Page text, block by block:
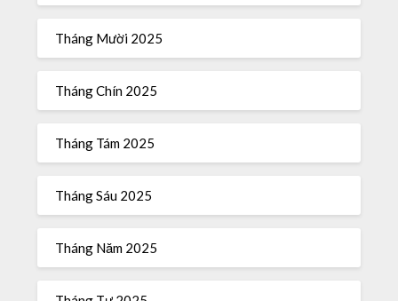
Tháng Mười 2025
Tháng Chín 2025
Tháng Tám 2025
Tháng Sáu 2025
Tháng Năm 2025